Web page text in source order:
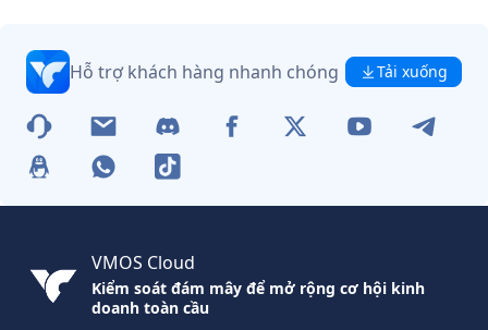
Hỗ trợ khách hàng nhanh chóng Tải xuống
VMOS Cloud
Kiểm soát đám mây để mở rộng cơ hội kinh
doanh toàn cầu